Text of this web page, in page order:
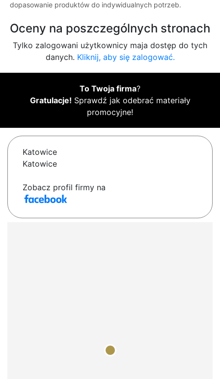
dopasowanie produktów do indywidualnych potrzeb.
Oceny na poszczególnych stronach
Tylko zalogowani użytkownicy maja dostęp do tych
danych. Kliknij, aby się zalogować.
To Twoja firma?
Gratulacje! Sprawdź jak odebrać materiały
promocyjne!
Katowice
Katowice
Zobacz profil firmy na